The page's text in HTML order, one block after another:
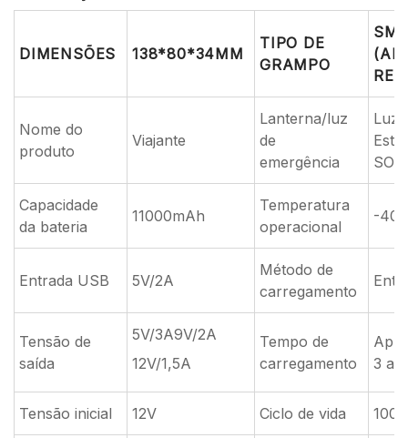
DIMENSÕES 138*80*34MM
TIPO DE
GRAMPO
Nome do
produto
Viajante
Lanterna/luz
de
emergência
Luz
SOS
Capacidade
da bateria
11000mAh
Temperatura
operacional
-
Entrada USB 5V/2A
Método de
carregamento
Tensão de
saída
5V/3A9V/2A
12V/1,5A
Tempo de
carregamento
3 a
Tensão inicial 12V Ciclo de vida